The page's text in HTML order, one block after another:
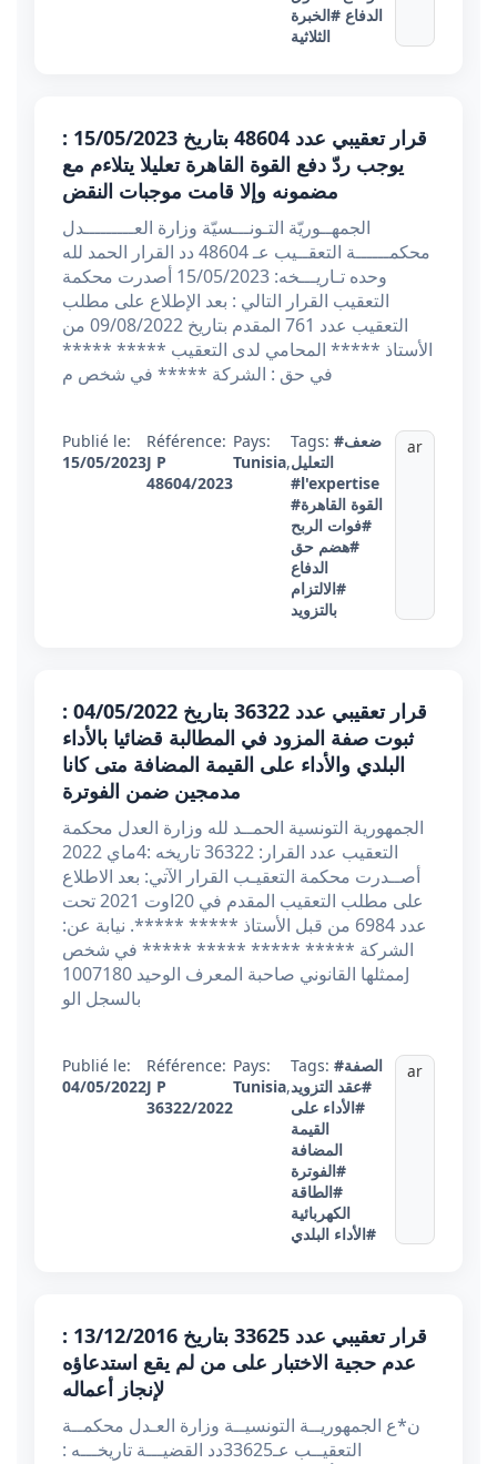
الدفاع #الخبرة
الثلاثية
قرار تعقيبي عدد 48604 بتاريخ 15/05/2023 :
يوجب ردّ دفع القوة القاهرة تعليلا يتلاءم مع
مضمونه وإلا قامت موجبات النقض
الجمهــوريّة التـونـــسيّة وزارة العـــــــــدل
محكمــــــة التعقــيب عـ 48604 دد القرار الحمد لله
وحده تـاريـــخه: 15/05/2023 أصدرت محكمة
التعقيب القرار التالي : بعد الإطلاع على مطلب
التعقيب عدد 761 المقدم بتاريخ 09/08/2022 من
الأستاذ ***** المحامي لدى التعقيب ***** *****
في حق : الشركة ***** في شخص م
Publié le:
15/05/2023
Référence:
J P
48604/2023
Pays:
Tunisia,
Tags: #ضعف
التعليل
#l'expertise
#القوة القاهرة
#فوات الربح
#هضم حق
الدفاع
#الالتزام
بالتزويد
ar
قرار تعقيبي عدد 36322 بتاريخ 04/05/2022 :
ثبوت صفة المزود في المطالبة قضائيا بالأداء
البلدي والأداء على القيمة المضافة متى كانا
مدمجين ضمن الفوترة
الجمهورية التونسية الحمــد لله وزارة العدل محكمة
التعقيب عدد القرار: 36322 تاريخه :4ماي 2022
أصــدرت محكمة التعقيـب القرار الآتي: بعد الاطلاع
على مطلب التعقيب المقدم في 20اوت 2021 تحت
عدد 6984 من قبل الأستاذ ***** *****. نيابة عن:
الشركة ***** ***** ***** ***** في شخص
ممثلها القانوني صاحبة المعرف الوحيد 1007180J
بالسجل الو
Publié le:
04/05/2022
Référence:
J P
36322/2022
Pays:
Tunisia,
Tags:
#الصفة
#عقد التزويد
#الأداء على
القيمة
المضافة
#الفوترة
#الطاقة
الكهربائية
#الأداء البلدي
ar
قرار تعقيبي عدد 33625 بتاريخ 13/12/2016 :
عدم حجية الاختبار على من لم يقع استدعاؤه
لإنجاز أعماله
ن*ع الجمهوريــة التونسيــة وزارة العـدل محكمــة
التعقيــب عـ33625دد القضيـــة تاريخـــه :